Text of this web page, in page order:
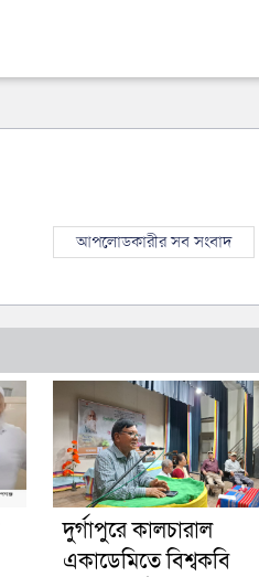
আপলোডকারীর সব সংবাদ
দুর্গাপুরে কালচারাল
একাডেমিতে বিশ্বকবি